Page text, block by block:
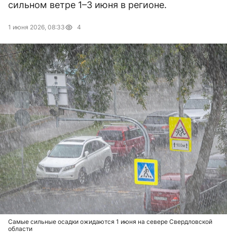
сильном ветре 1–3 июня в регионе.
1 июня 2026, 08:33 4
Самые сильные осадки ожидаются 1 июня на севере Свердловской
области